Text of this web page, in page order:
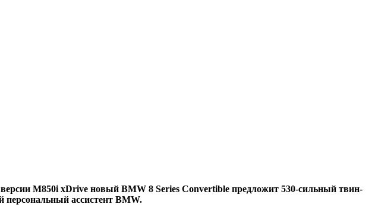
M850i xDrive новый BMW 8 Series Convertible предложит 530-сильный твин-
ассистент BMW.